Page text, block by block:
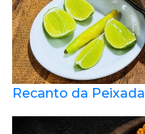
Recanto da Peixada